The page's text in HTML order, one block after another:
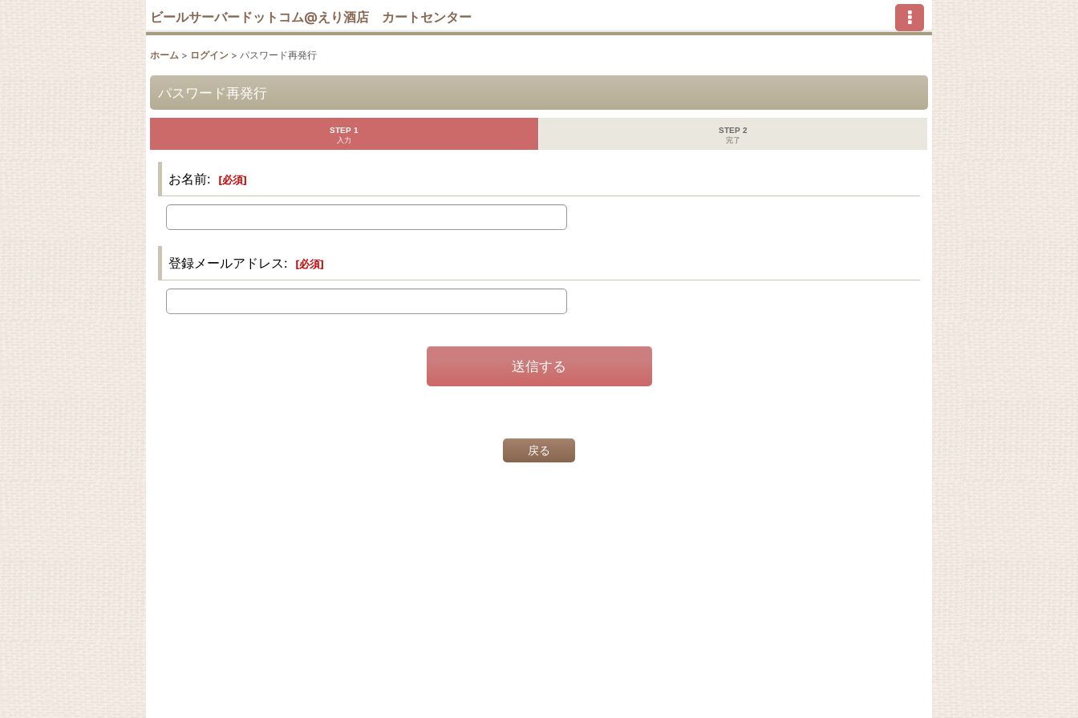
ビールサーバードットコム@えり酒店 カートセンター
ホーム > ログイン > パスワード再発行
パスワード再発行
STEP 1
入力
STEP 2
完了
お名前: [必須]
登録メールアドレス: [必須]
送信する
戻る